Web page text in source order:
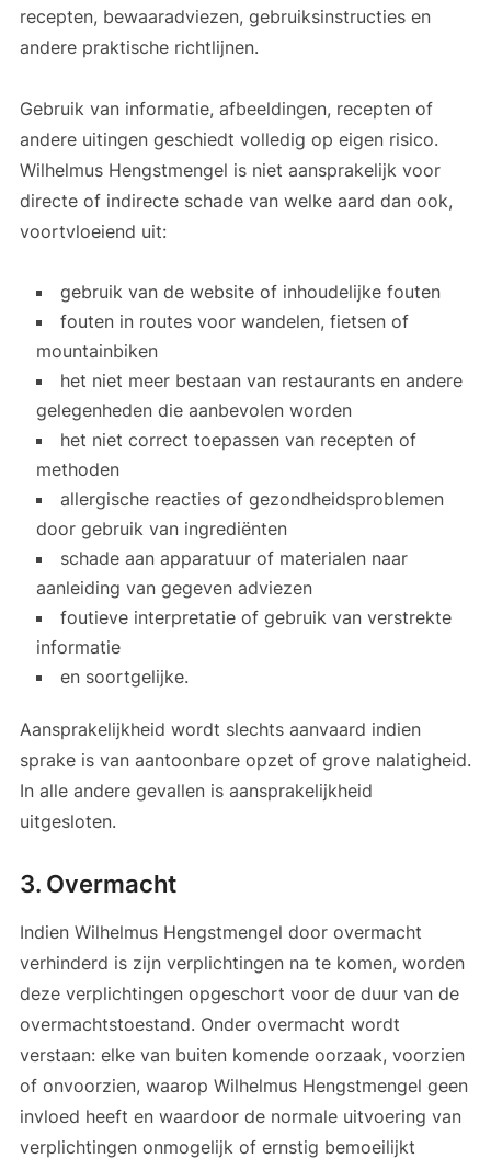
recepten, bewaaradviezen, gebruiksinstructies en
andere praktische richtlijnen.
Gebruik van informatie, afbeeldingen, recepten of
andere uitingen geschiedt volledig op eigen risico.
Wilhelmus Hengstmengel is niet aansprakelijk voor
directe of indirecte schade van welke aard dan ook,
voortvloeiend uit:
gebruik van de website of inhoudelijke fouten
fouten in routes voor wandelen, fietsen of
mountainbiken
het niet meer bestaan van restaurants en andere
gelegenheden die aanbevolen worden
het niet correct toepassen van recepten of
methoden
allergische reacties of gezondheidsproblemen
door gebruik van ingrediënten
schade aan apparatuur of materialen naar
aanleiding van gegeven adviezen
foutieve interpretatie of gebruik van verstrekte
informatie
en soortgelijke.
Aansprakelijkheid wordt slechts aanvaard indien
sprake is van aantoonbare opzet of grove nalatigheid.
In alle andere gevallen is aansprakelijkheid
uitgesloten.
3. Overmacht
Indien Wilhelmus Hengstmengel door overmacht
verhinderd is zijn verplichtingen na te komen, worden
deze verplichtingen opgeschort voor de duur van de
overmachtstoestand. Onder overmacht wordt
verstaan: elke van buiten komende oorzaak, voorzien
of onvoorzien, waarop Wilhelmus Hengstmengel geen
invloed heeft en waardoor de normale uitvoering van
verplichtingen onmogelijk of ernstig bemoeilijkt